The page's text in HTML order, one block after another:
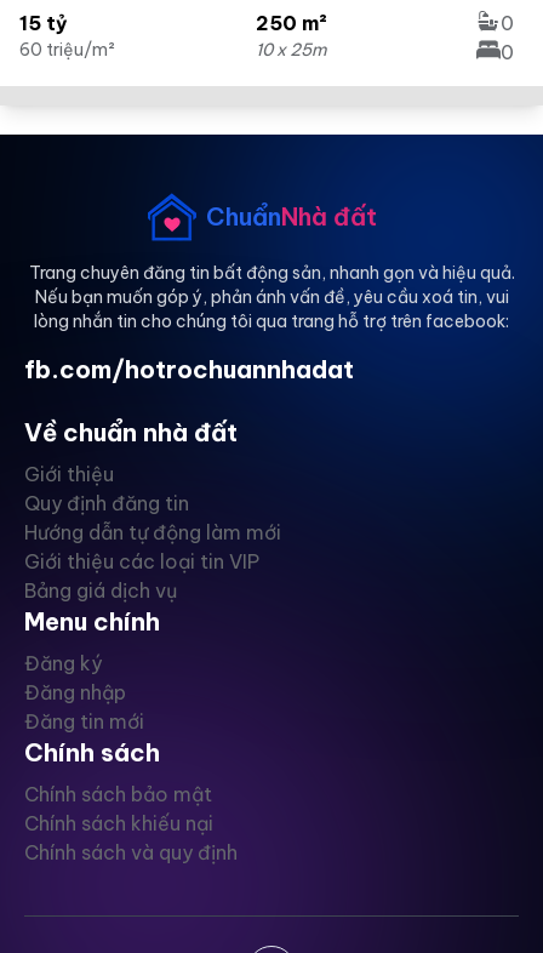
15 tỷ
60 triệu/m²
250 m²
10 x 25m
0
0
ChuẩnNhà đất
Trang chuyên đăng tin bất động sản, nhanh gọn và hiệu quả.
Nếu bạn muốn góp ý, phản ánh vấn đề, yêu cầu xoá tin, vui
lòng nhắn tin cho chúng tôi qua trang hỗ trợ trên facebook:
fb.com/hotrochuannhadat
Về chuẩn nhà đất
Giới thiệu
Quy định đăng tin
Hướng dẫn tự động làm mới
Giới thiệu các loại tin VIP
Bảng giá dịch vụ
Menu chính
Đăng ký
Đăng nhập
Đăng tin mới
Chính sách
Chính sách bảo mật
Chính sách khiếu nại
Chính sách và quy định